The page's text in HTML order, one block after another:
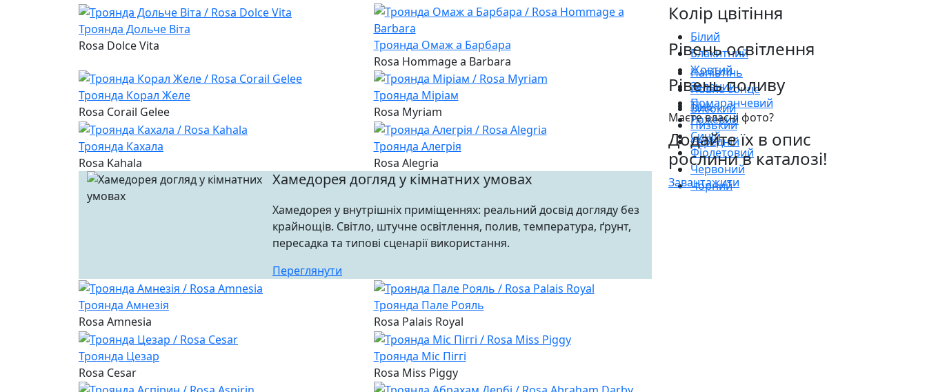
Троянда Дольче Віта
Rosa Dolce Vita
Троянда Омаж а Барбара
Rosa Hommage a Barbara
Троянда Корал Желе
Rosa Corail Gelee
Троянда Міріам
Rosa Myriam
Троянда Кахала
Rosa Kahala
Троянда Алегрія
Rosa Alegria
Хамедорея догляд у кімнатних умовах
Хамедорея у внутрішніх приміщеннях: реальний досвід догляду без
крайнощів. Світло, штучне освітлення, полив, температура, ґрунт,
пересадка та типові сценарії використання.
Переглянути
Троянда Амнезія
Rosa Amnesia
Троянда Пале Рояль
Rosa Palais Royal
Троянда Цезар
Rosa Cesar
Троянда Міс Піггі
Rosa Miss Piggy
Колір цвітіння
Білий
Блакитний
Жовтий
Зелений
Помаранчевий
Рожевий
Синій
Фіолетовий
Червоний
Чорний
Рівень освітлення
Напівтінь
Повне сонце
Тінь
Рівень поливу
Високий
Низький
Середній
Маєте власні фото?
Додайте їх в опис
рослини в каталозі!
Завантажити